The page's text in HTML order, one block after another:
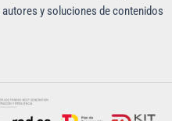
y soluciones de contenidos